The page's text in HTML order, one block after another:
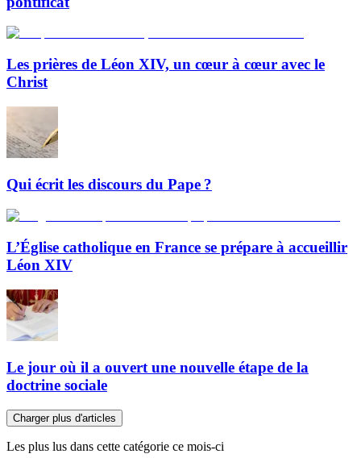
Les prières de Léon XIV, un cœur à cœur avec le
Christ
Qui écrit les discours du Pape ?
L’Église catholique en France se prépare à accueillir
Léon XIV
Le jour où il a ouvert une nouvelle étape de la
doctrine sociale
Charger plus d'articles
Les plus lus dans cette catégorie ce mois-ci